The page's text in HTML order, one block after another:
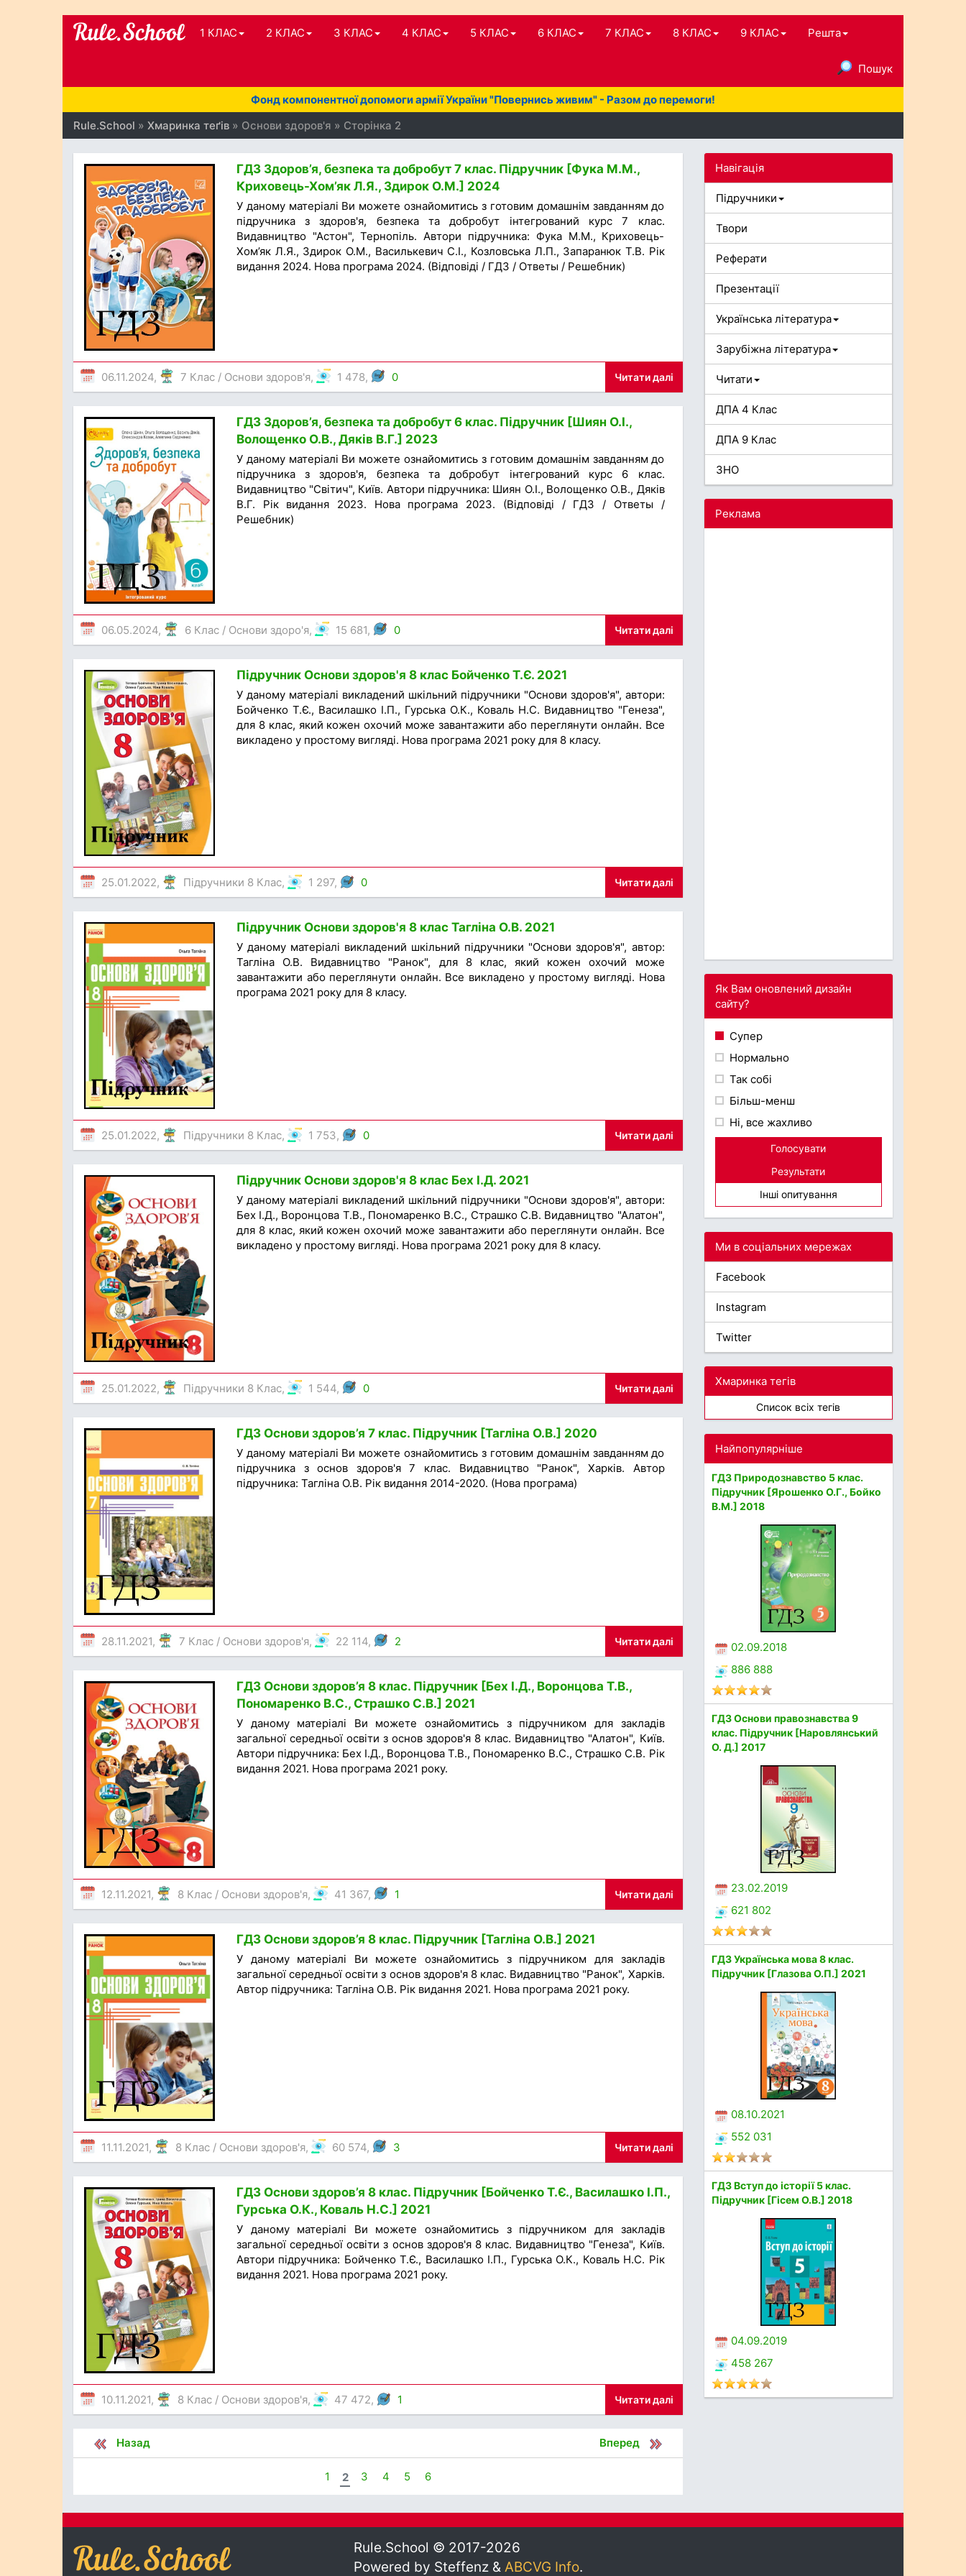
1 КЛАС 2 КЛАС 3 КЛАС 4 КЛАС 5 КЛАС 6 КЛАС 7 КЛАС 8 КЛАС 9 КЛАС Решта
Пошук
Фонд компонентної допомоги армії України "Повернись живим" - Разом до перемоги!
Rule.School » Хмаринка теґів » Основи здоров'я » Сторінка 2
ГДЗ Здоров’я, безпека та добробут 7 клас. Підручник [Фука М.М.,
Криховець-Хом’як Л.Я., Здирок О.М.] 2024
У даному матеріалі Ви можете ознайомитись з готовим домашнім завданням до
підручника з здоров'я, безпека та добробут інтегрований курс 7 клас.
Видавництво "Астон", Тернопіль. Автори підручника: Фука М.М., Криховець-
Хом’як Л.Я., Здирок О.М., Василькевич С.І., Козловська Л.П., Запаранюк Т.В. Рік
видання 2024. Нова програма 2024. (Відповіді / ГДЗ / Ответы / Решебник)
06.11.2024, 7 Клас / Основи здоров'я, 1 478, 0 Читати далі
ГДЗ Здоров’я, безпека та добробут 6 клас. Підручник [Шиян О.І.,
Волощенко О.В., Дяків В.Г.] 2023
У даному матеріалі Ви можете ознайомитись з готовим домашнім завданням до
підручника з здоров'я, безпека та добробут інтегрований курс 6 клас.
Видавництво "Світич", Київ. Автори підручника: Шиян О.І., Волощенко О.В., Дяків
В.Г. Рік видання 2023. Нова програма 2023. (Відповіді / ГДЗ / Ответы /
Решебник)
06.05.2024, 6 Клас / Основи здоро'я, 15 681, 0 Читати далі
Підручник Основи здоров'я 8 клас Бойченко Т.Є. 2021
У даному матеріалі викладений шкільний підручники "Основи здоров'я", автори:
Бойченко Т.Є., Василашко І.П., Гурська О.К., Коваль Н.С. Видавництво "Генеза",
для 8 клас, який кожен охочий може завантажити або переглянути онлайн. Все
викладено у простому вигляді. Нова програма 2021 року для 8 класу.
25.01.2022, Підручники 8 Клас, 1 297, 0 Читати далі
Підручник Основи здоров'я 8 клас Тагліна О.В. 2021
У даному матеріалі викладений шкільний підручники "Основи здоров'я", автор:
Тагліна О.В. Видавництво "Ранок", для 8 клас, який кожен охочий може
завантажити або переглянути онлайн. Все викладено у простому вигляді. Нова
програма 2021 року для 8 класу.
25.01.2022, Підручники 8 Клас, 1 753, 0 Читати далі
Підручник Основи здоров'я 8 клас Бех І.Д. 2021
У даному матеріалі викладений шкільний підручники "Основи здоров'я", автори:
Бех І.Д., Воронцова Т.В., Пономаренко В.С., Страшко С.В. Видавництво "Алатон",
для 8 клас, який кожен охочий може завантажити або переглянути онлайн. Все
викладено у простому вигляді. Нова програма 2021 року для 8 класу.
25.01.2022, Підручники 8 Клас, 1 544, 0 Читати далі
ГДЗ Основи здоров’я 7 клас. Підручник [Тагліна О.В.] 2020
У даному матеріалі Ви можете ознайомитись з готовим домашнім завданням до
підручника з основ здоров'я 7 клас. Видавництво "Ранок", Харків. Автор
підручника: Тагліна О.В. Рік видання 2014-2020. (Нова програма)
28.11.2021, 7 Клас / Основи здоров'я, 22 114, 2 Читати далі
ГДЗ Основи здоров’я 8 клас. Підручник [Бех І.Д., Воронцова Т.В.,
Пономаренко В.С., Страшко С.В.] 2021
У даному матеріалі Ви можете ознайомитись з підручником для закладів
загальної середньої освіти з основ здоров'я 8 клас. Видавництво "Алатон", Київ.
Автори підручника: Бех І.Д., Воронцова Т.В., Пономаренко В.С., Страшко С.В. Рік
видання 2021. Нова програма 2021 року.
12.11.2021, 8 Клас / Основи здоров'я, 41 367, 1 Читати далі
ГДЗ Основи здоров’я 8 клас. Підручник [Тагліна О.В.] 2021
У даному матеріалі Ви можете ознайомитись з підручником для закладів
загальної середньої освіти з основ здоров'я 8 клас. Видавництво "Ранок", Харків.
Автор підручника: Тагліна О.В. Рік видання 2021. Нова програма 2021 року.
11.11.2021, 8 Клас / Основи здоров'я, 60 574, 3 Читати далі
ГДЗ Основи здоров’я 8 клас. Підручник [Бойченко Т.Є., Василашко І.П.,
Гурська О.К., Коваль Н.С.] 2021
У даному матеріалі Ви можете ознайомитись з підручником для закладів
загальної середньої освіти з основ здоров'я 8 клас. Видавництво "Генеза", Київ.
Автори підручника: Бойченко Т.Є., Василашко І.П., Гурська О.К., Коваль Н.С. Рік
видання 2021. Нова програма 2021 року.
10.11.2021, 8 Клас / Основи здоров'я, 47 472, 1 Читати далі
Назад Вперед
1 2 3 4 5 6
Навігація
Підручники
Твори
Реферати
Презентації
Українська література
Зарубіжна література
Читати
ДПА 4 Клас
ДПА 9 Клас
ЗНО
Реклама
Як Вам оновлений дизайн
сайту?
Супер
Нормально
Так собі
Більш-менш
Ні, все жахливо
Голосувати
Результати
Інші опитування
Ми в соціальних мережах
Facebook
Instagram
Twitter
Хмаринка тегів
Список всіх тегів
Найпопулярніше
ГДЗ Природознавство 5 клас.
Підручник [Ярошенко О.Г., Бойко
В.М.] 2018
02.09.2018
886 888
ГДЗ Основи правознавства 9
клас. Підручник [Наровлянський
О. Д.] 2017
23.02.2019
621 802
ГДЗ Українська мова 8 клас.
Підручник [Глазова О.П.] 2021
08.10.2021
552 031
ГДЗ Вступ до історії 5 клас.
Підручник [Гісем О.В.] 2018
04.09.2019
458 267
Rule.School © 2017-2026
Powered by Steffenz & ABCVG Info.